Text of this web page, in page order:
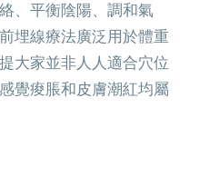
、平衡陰陽、調和氣
埋線療法廣泛用於體重
大家並非人人適合穴位
覺痠脹和皮膚潮紅均屬